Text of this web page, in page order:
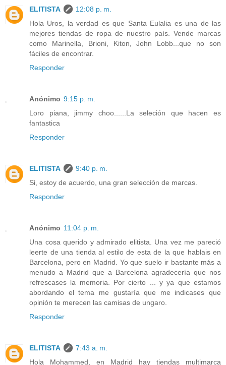
ELITISTA
12:08 p. m.
Hola Uros, la verdad es que Santa Eulalia es una de las
mejores tiendas de ropa de nuestro país. Vende marcas
como Marinella, Brioni, Kiton, John Lobb...que no son
fáciles de encontrar.
Responder
Anónimo 9:15 p. m.
Loro piana, jimmy choo......La seleción que hacen es
fantastica
Responder
ELITISTA
9:40 p. m.
Si, estoy de acuerdo, una gran selección de marcas.
Responder
Anónimo 11:04 p. m.
Una cosa querido y admirado elitista. Una vez me pareció
leerte de una tienda al estilo de esta de la que hablais en
Barcelona, pero en Madrid. Yo que suelo ir bastante más a
menudo a Madrid que a Barcelona agradecería que nos
refrescases la memoria. Por cierto ... y ya que estamos
abordando el tema me gustaría que me indicases que
opinión te merecen las camisas de ungaro.
Responder
ELITISTA
7:43 a. m.
Hola Mohammed, en Madrid hay tiendas multimarca